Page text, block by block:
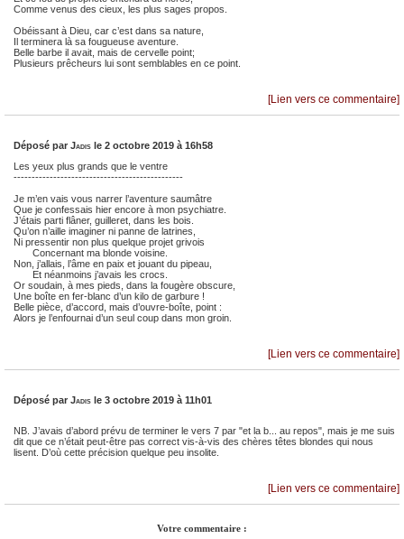
Comme venus des cieux, les plus sages propos.
Obéissant à Dieu, car c’est dans sa nature,
Il terminera là sa fougueuse aventure.
Belle barbe il avait, mais de cervelle point;
Plusieurs prêcheurs lui sont semblables en ce point.
[Lien vers ce commentaire]
Déposé par Jadis le 2 octobre 2019 à 16h58
Les yeux plus grands que le ventre
-----------------------------------------------
Je m’en vais vous narrer l’aventure saumâtre
Que je confessais hier encore à mon psychiatre.
J’étais parti flâner, guilleret, dans les bois.
Qu’on n’aille imaginer ni panne de latrines,
Ni pressentir non plus quelque projet grivois
Concernant ma blonde voisine.
Non, j’allais, l’âme en paix et jouant du pipeau,
Et néanmoins j’avais les crocs.
Or soudain, à mes pieds, dans la fougère obscure,
Une boîte en fer-blanc d’un kilo de garbure !
Belle pièce, d’accord, mais d’ouvre-boîte, point :
Alors je l’enfournai d’un seul coup dans mon groin.
[Lien vers ce commentaire]
Déposé par Jadis le 3 octobre 2019 à 11h01
NB. J’avais d’abord prévu de terminer le vers 7 par "et la b... au repos", mais je me suis
dit que ce n’était peut-être pas correct vis-à-vis des chères têtes blondes qui nous
lisent. D’où cette précision quelque peu insolite.
[Lien vers ce commentaire]
Votre commentaire :